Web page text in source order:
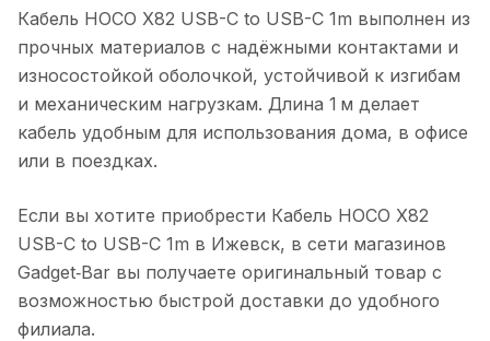
Кабель HOCO X82 USB-C to USB-C 1m выполнен из
прочных материалов с надёжными контактами и
износостойкой оболочкой, устойчивой к изгибам
и механическим нагрузкам. Длина 1 м делает
кабель удобным для использования дома, в офисе
или в поездках.
Если вы хотите приобрести Кабель HOCO X82
USB-C to USB-C 1m в Ижевск, в сети магазинов
Gadget‑Bar вы получаете оригинальный товар с
возможностью быстрой доставки до удобного
филиала.